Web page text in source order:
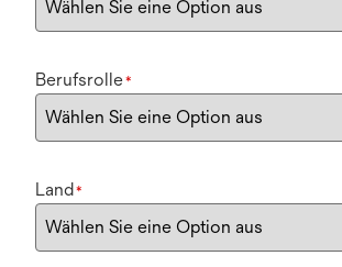
Berufsrolle*
Land*